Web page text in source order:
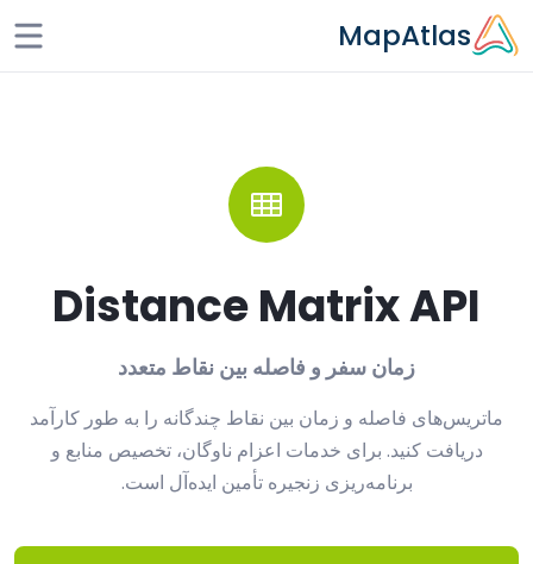
Skip to main content
MapAtlas
Distance Matrix API
زمان سفر و فاصله بین نقاط متعدد
ماتریس‌های فاصله و زمان بین نقاط چندگانه را به طور کارآمد
دریافت کنید. برای خدمات اعزام ناوگان، تخصیص منابع و
برنامه‌ریزی زنجیره تأمین ایده‌آل است.